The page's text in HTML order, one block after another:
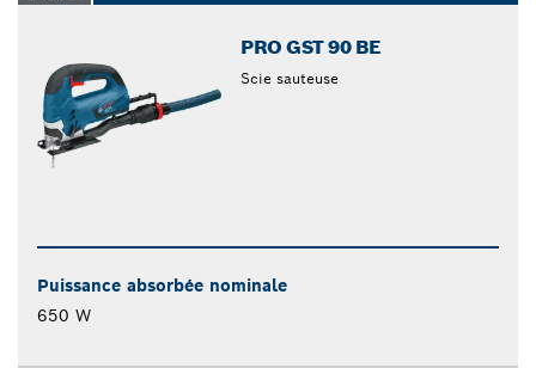
PRO GST 90 BE
Scie sauteuse
Puissance absorbée nominale
650 W